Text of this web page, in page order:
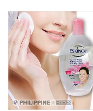
ル
コ
ル
0
%
5
0
0
m
l
【